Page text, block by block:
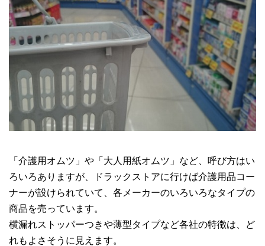
「介護用オムツ」や「大人用紙オムツ」など、呼び方はい
ろいろありますが、ドラックストアに行けば介護用品コー
ナーが設けられていて、各メーカーのいろいろなタイプの
商品を売っています。
横漏れストッパーつきや薄型タイプなど各社の特徴は、ど
れもよさそうに見えます。